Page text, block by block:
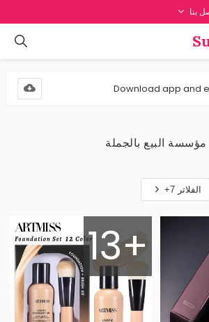
بنا
Download app and
مؤسسة البيع بالجملة
الفلاتر 7+
13+